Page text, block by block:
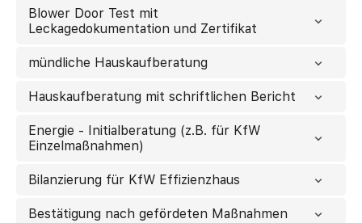
Blower Door Test mit
Leckagedokumentation und Zertifikat
mündliche Hauskaufberatung
Hauskaufberatung mit schriftlichen Bericht
Energie - Initialberatung (z.B. für KfW
Einzelmaßnahmen)
Bilanzierung für KfW Effizienzhaus
Bestätigung nach gefördeten Maßnahmen